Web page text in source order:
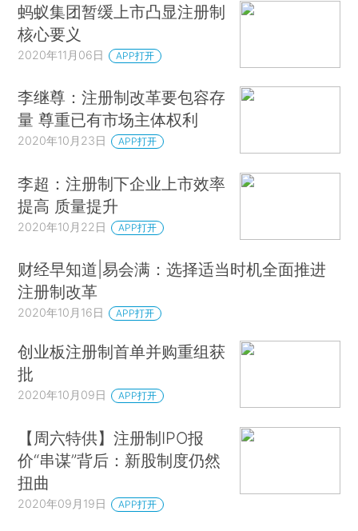
蚂蚁集团暂缓上市凸显注册制
核心要义
2020年11月06日 APP打开
李继尊：注册制改革要包容存
量 尊重已有市场主体权利
2020年10月23日 APP打开
李超：注册制下企业上市效率
提高 质量提升
2020年10月22日 APP打开
财经早知道|易会满：选择适当时机全面推进
注册制改革
2020年10月16日 APP打开
创业板注册制首单并购重组获
批
2020年10月09日 APP打开
【周六特供】注册制IPO报
价“串谋”背后：新股制度仍然
扭曲
2020年09月19日 APP打开